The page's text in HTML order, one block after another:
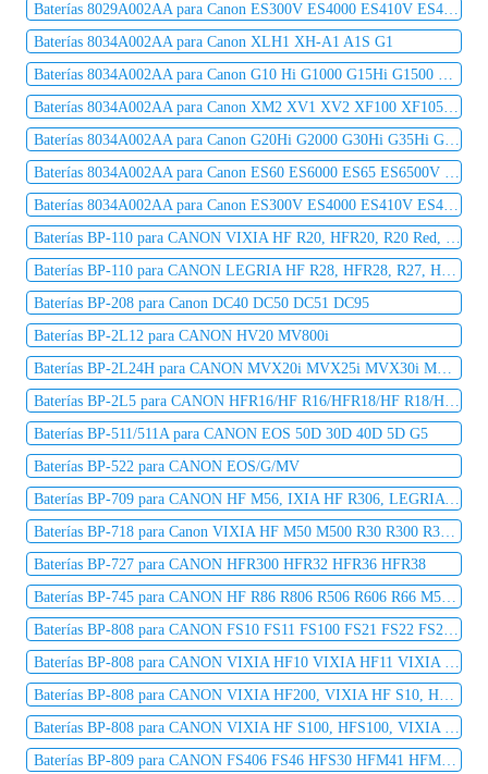
Baterías 8029A002AA para Canon ES300V ES4000 ES410V ES420V ES50 ES5000 ES520A ES55
Baterías 8034A002AA para Canon XLH1 XH-A1 A1S G1
Baterías 8034A002AA para Canon G10 Hi G1000 G15Hi G1500 G20Hi G2000 G30Hi G35Hi G45Hi
Baterías 8034A002AA para Canon XM2 XV1 XV2 XF100 XF105 XF300 XF305 C2 DM-MV1 DM-MV10
Baterías 8034A002AA para Canon G20Hi G2000 G30Hi G35Hi G45Hi MV1 MV10 MV10i MV20 MV20i
Baterías 8034A002AA para Canon ES60 ES6000 ES65 ES6500V ES7000es ES7000V ES75 ES8000V
Baterías 8034A002AA para Canon ES300V ES4000 ES410V ES420V ES50 ES5000 ES520A ES55
Baterías BP-110 para CANON VIXIA HF R20, HFR20, R20 Red, R20 Silver, R200, HFR200, R21, HFR21
Baterías BP-110 para CANON LEGRIA HF R28, HFR28, R27, HFR27, R26, HFR26, R206, HFR206, R205HFR205
Baterías BP-208 para Canon DC40 DC50 DC51 DC95
Baterías BP-2L12 para CANON HV20 MV800i
Baterías BP-2L24H para CANON MVX20i MVX25i MVX30i MVX35i
Baterías BP-2L5 para CANON HFR16/HF R16/HFR18/HF R18/HFR106
Baterías BP-511/511A para CANON EOS 50D 30D 40D 5D G5
Baterías BP-522 para CANON EOS/G/MV
Baterías BP-709 para CANON HF M56, IXIA HF R306, LEGRIA HF R36
Baterías BP-718 para Canon VIXIA HF M50 M500 R30 R300 R32 R36 R306
Baterías BP-727 para CANON HFR300 HFR32 HFR36 HFR38
Baterías BP-745 para CANON HF R86 R806 R506 R606 R66 M52 R38
Baterías BP-808 para CANON FS10 FS11 FS100 FS21 FS22 FS200 FS31 FS300
Baterías BP-808 para CANON VIXIA HF10 VIXIA HF11 VIXIA HF100 VIXIA HF20
Baterías BP-808 para CANON VIXIA HF200, VIXIA HF S10, HFS10, VIXIA HF S11, HFS11
Baterías BP-808 para CANON VIXIA HF S100, HFS100, VIXIA HF S20, HFS20
Baterías BP-809 para CANON FS406 FS46 HFS30 HFM41 HFM400